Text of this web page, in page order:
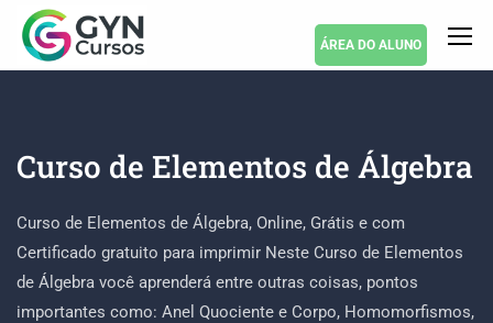
ÁREA DO ALUNO
Curso de Elementos de Álgebra
Curso de Elementos de Álgebra, Online, Grátis e com
Certificado gratuito para imprimir Neste Curso de Elementos
de Álgebra você aprenderá entre outras coisas, pontos
importantes como: Anel Quociente e Corpo, Homomorfismos,